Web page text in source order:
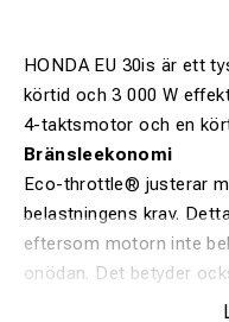
HONDA EU 30is är ett
körtid och 3 000 W
4-taktsmotor och en
Bränsleekonomi
Eco-throttle® justerar
belastningens krav.
eftersom motorn inte
onödan. Det betyder
långvarig kontinuerlig